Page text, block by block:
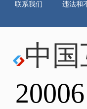
联系我们 违法和
中国
20006